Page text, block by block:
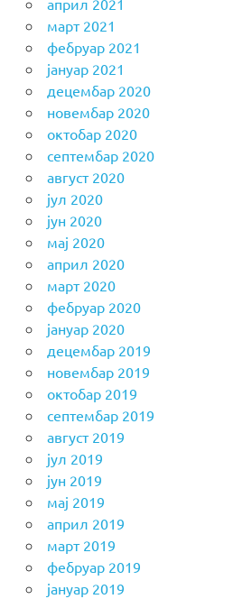
април 2021
март 2021
фебруар 2021
јануар 2021
децембар 2020
новембар 2020
октобар 2020
септембар 2020
август 2020
јул 2020
јун 2020
мај 2020
април 2020
март 2020
фебруар 2020
јануар 2020
децембар 2019
новембар 2019
октобар 2019
септембар 2019
август 2019
јул 2019
јун 2019
мај 2019
април 2019
март 2019
фебруар 2019
јануар 2019